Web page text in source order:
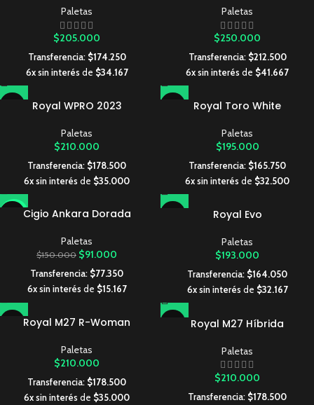
Paletas
$205.000
Transferencia: $174.250
6x sin interés de $34.167
Paletas
$250.000
Transferencia: $212.500
6x sin interés de $41.667
Royal WPRO 2023
Paletas
$210.000
Transferencia: $178.500
6x sin interés de $35.000
Royal Toro White
Paletas
$195.000
Transferencia: $165.750
6x sin interés de $32.500
Cigio Ankara Dorada
Paletas
$150.000 $91.000
Transferencia: $77.350
6x sin interés de $15.167
Royal Evo
Paletas
$193.000
Transferencia: $164.050
6x sin interés de $32.167
Royal M27 R-Woman
Paletas
$210.000
Transferencia: $178.500
6x sin interés de $35.000
Royal M27 Híbrida
Paletas
$210.000
Transferencia: $178.500